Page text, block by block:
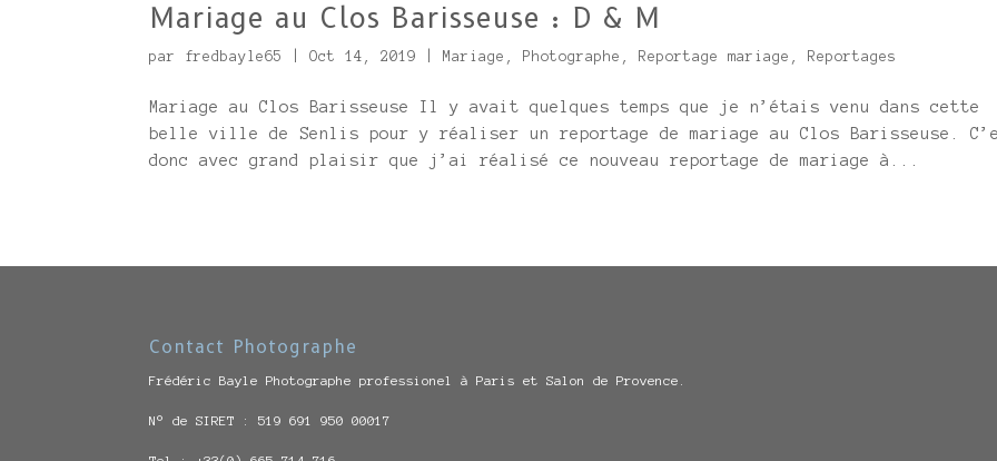
Mariage au Clos Barisseuse : D & M
par fredbayle65 |Oct 14, 2019 Mariage , Photographe , Reportage mariage , Reportages
Mariage au Clos Barisseuse Il y avait quelques temps que je n’étais venu dans cette
belle ville de Senlis pour y réaliser un reportage de mariage au Clos Barisseuse.
donc avec grand plaisir que j’ai réalisé ce nouveau reportage de mariage à...
Contact Photographe
Frédéric Bayle Photographe professionel à Paris et Salon de Provence.
N° de SIRET : 519 691 950 00017